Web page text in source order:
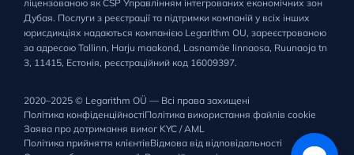
ліцензованою як CSP Управлінням інтегрованих економічних зон
Дубая. Послуги з реєстрації та підтримки компаній у всіх інших
юрисдикціях надаються компанією Legarithm OU, зареєстрованою
за адресою Tallinn, Harju maakond, Lasnamäe linnaosa, Ruunaoja tn
3, 11415, Естонія, реєстраційний код 16009397.
2020–2025 © Legarithm OÜ — Всі права захищені
Політика конфіденційностіПолітика використання файлів cookie
Заява про дотримання вимог KYC / AML
Політика прийняття клієнтівВідмова від відповідальності